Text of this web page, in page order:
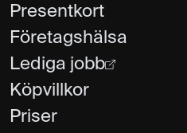
Presentkort
Företagshälsa
Lediga jobb
Köpvillkor
Priser